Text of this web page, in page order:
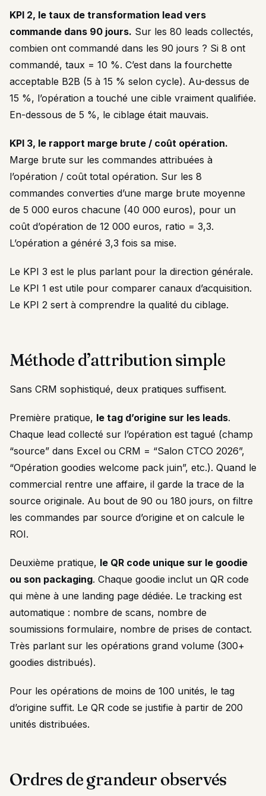
KPI 2, le taux de transformation lead vers
commande dans 90 jours. Sur les 80 leads collectés,
combien ont commandé dans les 90 jours ? Si 8 ont
commandé, taux = 10 %. C’est dans la fourchette
acceptable B2B (5 à 15 % selon cycle). Au-dessus de
15 %, l’opération a touché une cible vraiment qualifiée.
En-dessous de 5 %, le ciblage était mauvais.
KPI 3, le rapport marge brute / coût opération.
Marge brute sur les commandes attribuées à
l’opération / coût total opération. Sur les 8
commandes converties d’une marge brute moyenne
de 5 000 euros chacune (40 000 euros), pour un
coût d’opération de 12 000 euros, ratio = 3,3.
L’opération a généré 3,3 fois sa mise.
Le KPI 3 est le plus parlant pour la direction générale.
Le KPI 1 est utile pour comparer canaux d’acquisition.
Le KPI 2 sert à comprendre la qualité du ciblage.
Méthode d’attribution simple
Sans CRM sophistiqué, deux pratiques suffisent.
Première pratique, le tag d’origine sur les leads.
Chaque lead collecté sur l’opération est tagué (champ
“source” dans Excel ou CRM = “Salon CTCO 2026”,
“Opération goodies welcome pack juin”, etc.). Quand le
commercial rentre une affaire, il garde la trace de la
source originale. Au bout de 90 ou 180 jours, on filtre
les commandes par source d’origine et on calcule le
ROI.
Deuxième pratique, le QR code unique sur le goodie
ou son packaging. Chaque goodie inclut un QR code
qui mène à une landing page dédiée. Le tracking est
automatique : nombre de scans, nombre de
soumissions formulaire, nombre de prises de contact.
Très parlant sur les opérations grand volume (300+
goodies distribués).
Pour les opérations de moins de 100 unités, le tag
d’origine suffit. Le QR code se justifie à partir de 200
unités distribuées.
Ordres de grandeur observés